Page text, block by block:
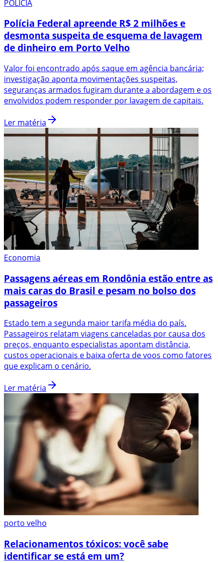
POLÍCIA
Polícia Federal apreende R$ 2 milhões e
desmonta suspeita de esquema de lavagem
de dinheiro em Porto Velho
Valor foi encontrado após saque em agência bancária;
investigação aponta movimentações suspeitas,
seguranças armados fugiram durante a abordagem e os
envolvidos podem responder por lavagem de capitais.
Ler matéria
Economia
Passagens aéreas em Rondônia estão entre as
mais caras do Brasil e pesam no bolso dos
passageiros
Estado tem a segunda maior tarifa média do país.
Passageiros relatam viagens canceladas por causa dos
preços, enquanto especialistas apontam distância,
custos operacionais e baixa oferta de voos como fatores
que explicam o cenário.
Ler matéria
porto velho
Relacionamentos tóxicos: você sabe
identificar se está em um?